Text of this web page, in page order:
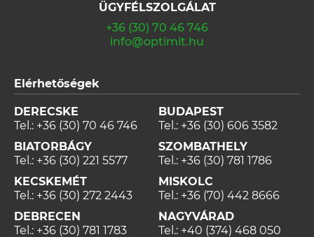
ÜGYFÉLSZOLGÁLAT
+36 (30) 70 46 746
info@optimit.hu
Elérhetőségek
DERECSKE
Tel.: +36 (30) 70 46 746
BIATORBÁGY
Tel.: +36 (30) 221 5577
KECSKEMÉT
Tel.: +36 (30) 272 2443
DEBRECEN
Tel.: +36 (30) 781 1783
BUDAPEST
Tel.: +36 (30) 606 3582
SZOMBATHELY
Tel.: +36 (30) 781 1786
MISKOLC
Tel.: +36 (70) 442 8666
NAGYVÁRAD
Tel.: +40 (374) 468 050